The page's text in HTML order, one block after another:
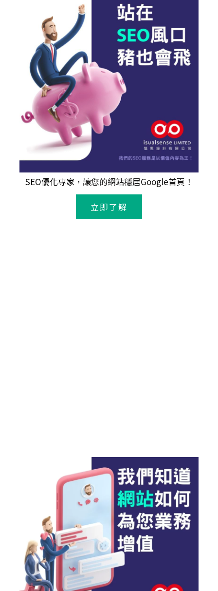
SEO優化專家，讓您的網站穩居Google首頁！
立即了解